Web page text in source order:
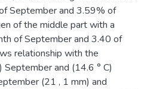
September and 3.59% of
of the middle part with a
of September and 3.40 of
relationship with the
and (14.6 ° C)
(21 , 1 mm) and